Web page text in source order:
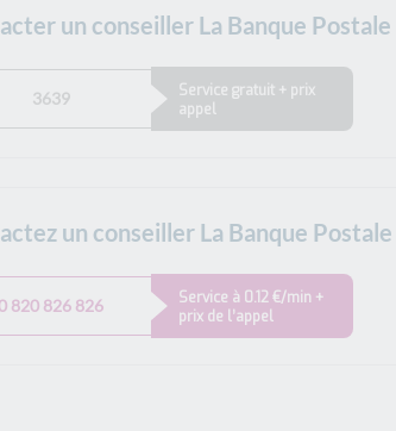
un conseiller La Banque Postale
3639
Service gratuit + prix
appel
un conseiller La Banque
820 826 826
Service à 0.12 €/min +
prix de l’appel